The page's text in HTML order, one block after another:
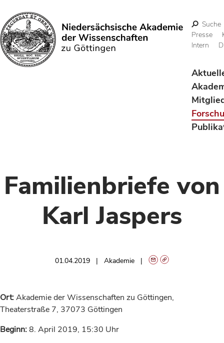
Suchen
Suche
Presse
Intern
Familienbriefe von
Karl Jaspers
01.04.2019 Akademie
Ort:Akademie der Wissenschaften zu Göttingen,
Theaterstraße 7, 37073 Göttingen
Beginn:8. April 2019, 15:30 Uhr